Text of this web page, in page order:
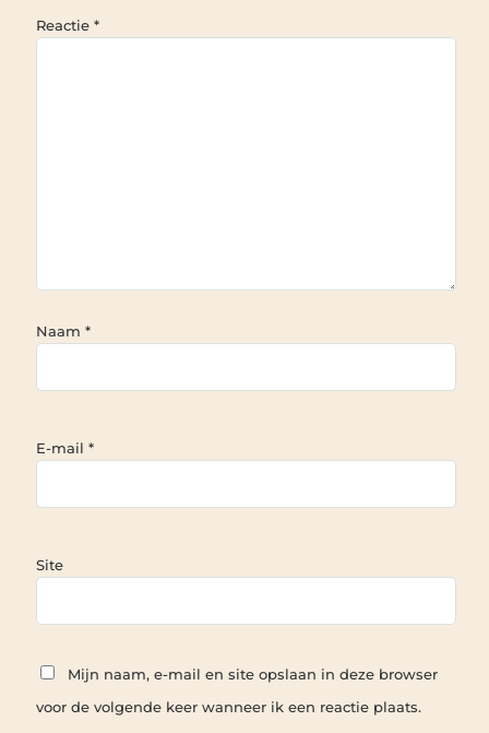
Reactie *
Naam *
E-mail *
Site
Mijn naam, e-mail en site opslaan in deze browser
voor de volgende keer wanneer ik een reactie plaats.